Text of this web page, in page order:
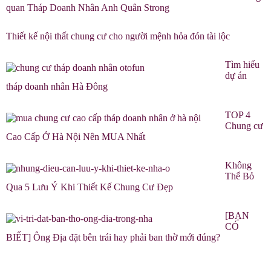
quan Tháp Doanh Nhân Anh Quân Strong
Thiết kế nội thất chung cư cho người mệnh hỏa đón tài lộc
Tìm hiểu
dự án
tháp doanh nhân Hà Đông
TOP 4
Chung cư
Cao Cấp Ở Hà Nội Nên MUA Nhất
Không
Thể Bỏ
Qua 5 Lưu Ý Khi Thiết Kế Chung Cư Đẹp
[BẠN
CÓ
BIẾT] Ông Địa đặt bên trái hay phải ban thờ mới đúng?